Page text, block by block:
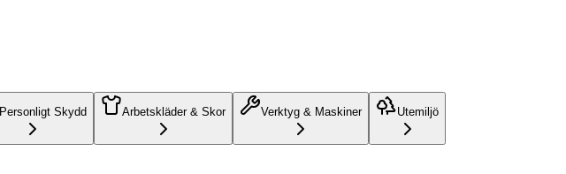
Personligt Skydd Arbetskläder & Skor Verktyg & Maskiner Utemiljö